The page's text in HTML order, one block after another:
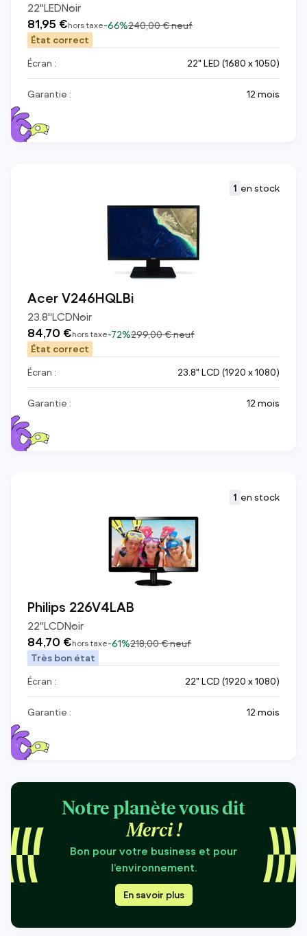
22"LEDNoir
81,95 €hors taxe-66%240,00 €neuf
État correct
Écran :
22" LED (1680 x 1050)
Garantie : 12 mois
1 en stock
Acer V246HQLBi
23.8"LCDNoir
84,70 €hors taxe-72%299,00 €neuf
État correct
Écran :
23.8" LCD (1920 x 1080)
Garantie : 12 mois
1 en stock
Philips 226V4LAB
22"LCDNoir
84,70 €hors taxe-61%218,00 €neuf
Très bon état
Écran :
22" LCD (1920 x 1080)
Garantie : 12 mois
Notre planète vous dit
Merci !
Bon pour votre business et pour
l’environnement.
En savoir plus